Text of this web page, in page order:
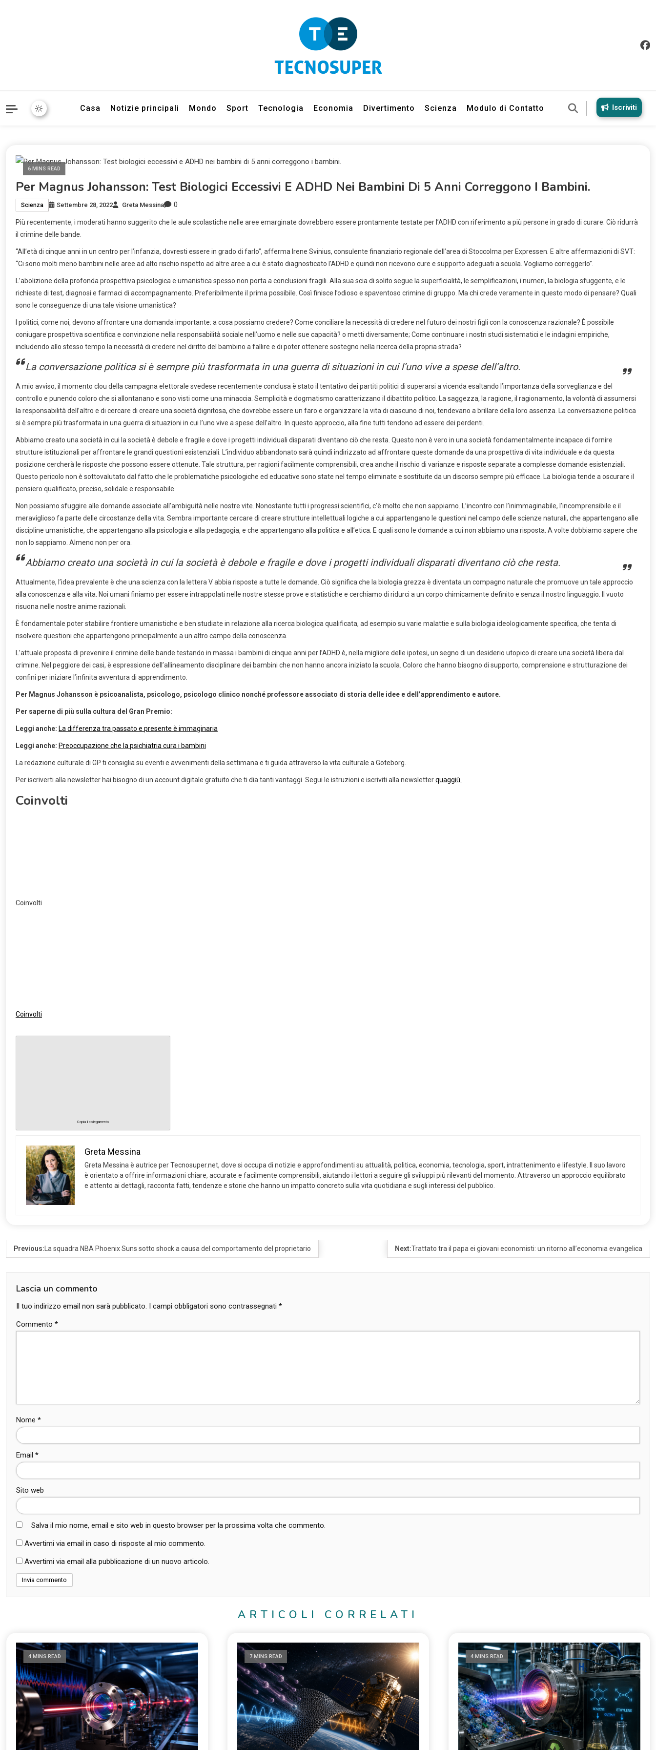
Casa Notizie principali Mondo Sport Tecnologia Economia Divertimento Scienza Modulo di Contatto Iscriviti
6 MINS READ
Per Magnus Johansson: Test Biologici Eccessivi E ADHD Nei Bambini Di 5 Anni Correggono I Bambini.
Scienza Settembre 28, 2022 Greta Messina 0
Più recentemente, i moderati hanno suggerito che le aule scolastiche nelle aree emarginate dovrebbero essere prontamente testate per l’ADHD con riferimento a più persone in grado di curare. Ciò ridurrà
il crimine delle bande.
“All’età di cinque anni in un centro per l’infanzia, dovresti essere in grado di farlo”, afferma Irene Svinius, consulente finanziario regionale dell’area di Stoccolma per Expressen. E altre affermazioni di SVT:
“Ci sono molti meno bambini nelle aree ad alto rischio rispetto ad altre aree a cui è stato diagnosticato l’ADHD e quindi non ricevono cure e supporto adeguati a scuola. Vogliamo correggerlo”.
L’abolizione della profonda prospettiva psicologica e umanistica spesso non porta a conclusioni fragili. Alla sua scia di solito segue la superficialità, le semplificazioni, i numeri, la biologia sfuggente, e le
richieste di test, diagnosi e farmaci di accompagnamento. Preferibilmente il prima possibile. Così finisce l’odioso e spaventoso crimine di gruppo. Ma chi crede veramente in questo modo di pensare? Quali
sono le conseguenze di una tale visione umanistica?
I politici, come noi, devono affrontare una domanda importante: a cosa possiamo credere? Come conciliare la necessità di credere nel futuro dei nostri figli con la conoscenza razionale? È possibile
coniugare prospettiva scientifica e convinzione nella responsabilità sociale nell’uomo e nelle sue capacità? o metti diversamente; Come continuare i nostri studi sistematici e le indagini empiriche,
includendo allo stesso tempo la necessità di credere nel diritto del bambino a fallire e di poter ottenere sostegno nella ricerca della propria strada?
La conversazione politica si è sempre più trasformata in una guerra di situazioni in cui l’uno vive a spese dell’altro.
A mio avviso, il momento clou della campagna elettorale svedese recentemente conclusa è stato il tentativo dei partiti politici di superarsi a vicenda esaltando l’importanza della sorveglianza e del
controllo e punendo coloro che si allontanano e sono visti come una minaccia. Semplicità e dogmatismo caratterizzano il dibattito politico. La saggezza, la ragione, il ragionamento, la volontà di assumersi
la responsabilità dell’altro e di cercare di creare una società dignitosa, che dovrebbe essere un faro e organizzare la vita di ciascuno di noi, tendevano a brillare della loro assenza. La conversazione politica
si è sempre più trasformata in una guerra di situazioni in cui l’uno vive a spese dell’altro. In questo approccio, alla fine tutti tendono ad essere dei perdenti.
Abbiamo creato una società in cui la società è debole e fragile e dove i progetti individuali disparati diventano ciò che resta. Questo non è vero in una società fondamentalmente incapace di fornire
strutture istituzionali per affrontare le grandi questioni esistenziali. L’individuo abbandonato sarà quindi indirizzato ad affrontare queste domande da una prospettiva di vita individuale e da questa
posizione cercherà le risposte che possono essere ottenute. Tale struttura, per ragioni facilmente comprensibili, crea anche il rischio di varianze e risposte separate a complesse domande esistenziali.
Questo pericolo non è sottovalutato dal fatto che le problematiche psicologiche ed educative sono state nel tempo eliminate e sostituite da un discorso sempre più efficace. La biologia tende a oscurare il
pensiero qualificato, preciso, solidale e responsabile.
Non possiamo sfuggire alle domande associate all’ambiguità nelle nostre vite. Nonostante tutti i progressi scientifici, c’è molto che non sappiamo. L’incontro con l’inimmaginabile, l’incomprensibile e il
meraviglioso fa parte delle circostanze della vita. Sembra importante cercare di creare strutture intellettuali logiche a cui appartengano le questioni nel campo delle scienze naturali, che appartengano alle
discipline umanistiche, che appartengano alla psicologia e alla pedagogia, e che appartengano alla politica e all’etica. E quali sono le domande a cui non abbiamo una risposta. A volte dobbiamo sapere che
non lo sappiamo. Almeno non per ora.
Abbiamo creato una società in cui la società è debole e fragile e dove i progetti individuali disparati diventano ciò che resta.
Attualmente, l’idea prevalente è che una scienza con la lettera V abbia risposte a tutte le domande. Ciò significa che la biologia grezza è diventata un compagno naturale che promuove un tale approccio
alla conoscenza e alla vita. Noi umani finiamo per essere intrappolati nelle nostre stesse prove e statistiche e cerchiamo di ridurci a un corpo chimicamente definito e senza il nostro linguaggio. Il vuoto
risuona nelle nostre anime razionali.
È fondamentale poter stabilire frontiere umanistiche e ben studiate in relazione alla ricerca biologica qualificata, ad esempio su varie malattie e sulla biologia ideologicamente specifica, che tenta di
risolvere questioni che appartengono principalmente a un altro campo della conoscenza.
L’attuale proposta di prevenire il crimine delle bande testando in massa i bambini di cinque anni per l’ADHD è, nella migliore delle ipotesi, un segno di un desiderio utopico di creare una società libera dal
crimine. Nel peggiore dei casi, è espressione dell’allineamento disciplinare dei bambini che non hanno ancora iniziato la scuola. Coloro che hanno bisogno di supporto, comprensione e strutturazione dei
confini per iniziare l’infinita avventura di apprendimento.
Per Magnus Johansson è psicoanalista, psicologo, psicologo clinico nonché professore associato di storia delle idee e dell’apprendimento e autore.
Per saperne di più sulla cultura del Gran Premio:
Leggi anche: La differenza tra passato e presente è immaginaria
Leggi anche: Preoccupazione che la psichiatria cura i bambini
La redazione culturale di GP ti consiglia su eventi e avvenimenti della settimana e ti guida attraverso la vita culturale a Göteborg.
Per iscriverti alla newsletter hai bisogno di un account digitale gratuito che ti dia tanti vantaggi. Segui le istruzioni e iscriviti alla newsletterquaggiù.
Coinvolti
Coinvolti
Coinvolti
Copia il collegamento
Greta Messina
Greta Messina è autrice per Tecnosuper.net, dove si occupa di notizie e approfondimenti su attualità, politica, economia, tecnologia, sport, intrattenimento e lifestyle. Il suo lavoro
è orientato a offrire informazioni chiare, accurate e facilmente comprensibili, aiutando i lettori a seguire gli sviluppi più rilevanti del momento. Attraverso un approccio equilibrato
e attento ai dettagli, racconta fatti, tendenze e storie che hanno un impatto concreto sulla vita quotidiana e sugli interessi del pubblico.
Previous:La squadra NBA Phoenix Suns sotto shock a causa del comportamento del proprietario Next:Trattato tra il papa ei giovani economisti: un ritorno all’economia evangelica
Lascia un commento
Il tuo indirizzo email non sarà pubblicato. I campi obbligatori sono contrassegnati *
Commento *
Nome *
Email *
Sito web
Salva il mio nome, email e sito web in questo browser per la prossima volta che commento.
Avvertimi via email in caso di risposte al mio commento.
Avvertimi via email alla pubblicazione di un nuovo articolo.
ARTICOLI CORRELATI
4 MINS READ 7 MINS READ 4 MINS READ